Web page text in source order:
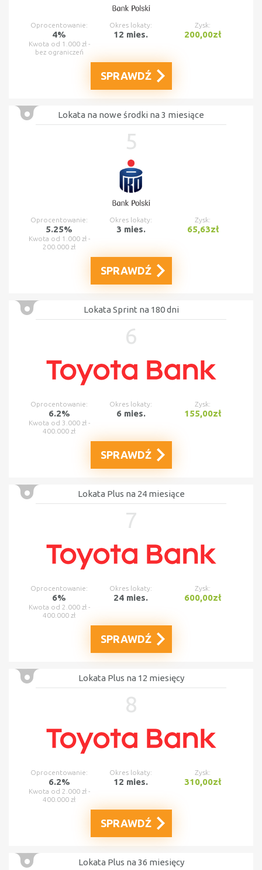
Oprocentowanie: Okres lokaty: Zysk:
4% 12 mies. 200,00zł
Kwota od 1.000 zł -
bez ograniczeń
SPRAWDŹ
Lokata na nowe środki na 3 miesiące
5
Oprocentowanie: Okres lokaty: Zysk:
5.25% 3 mies. 65,63zł
Kwota od 1.000 zł -
200.000 zł
SPRAWDŹ
Lokata Sprint na 180 dni
6
Oprocentowanie: Okres lokaty: Zysk:
6.2% 6 mies. 155,00zł
Kwota od 3.000 zł -
400.000 zł
SPRAWDŹ
Lokata Plus na 24 miesiące
7
Oprocentowanie: Okres lokaty: Zysk:
6% 24 mies. 600,00zł
Kwota od 2.000 zł -
400.000 zł
SPRAWDŹ
Lokata Plus na 12 miesięcy
8
Oprocentowanie: Okres lokaty: Zysk:
6.2% 12 mies. 310,00zł
Kwota od 2.000 zł -
400.000 zł
SPRAWDŹ
Lokata Plus na 36 miesięcy